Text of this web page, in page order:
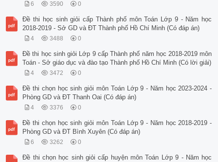
6 3590 0
Đề thi học sinh giỏi cấp Thành phố môn Toán Lớp 9 - Năm học
2018-2019 - Sở GD và ĐT Thành phố Hồ Chí Minh (Có đáp án)
4 3488 0
Đề thi học sinh giỏi Lớp 9 cấp Thành phố năm học 2018-2019 môn
Toán - Sở giáo dục và đào tạo Thành phố Hồ Chí Minh (Có lời giải)
4 3472 0
Đề thi chọn học sinh giỏi môn Toán Lớp 9 - Năm học 2023-2024 -
Phòng GD và ĐT Thanh Oai (Có đáp án)
4 3376 0
Đề thi chọn học sinh giỏi môn Toán Lớp 9 - Năm học 2018-2019 -
Phòng GD và ĐT Bình Xuyên (Có đáp án)
6 3262 0
Đề thi chọn học sinh giỏi cấp huyện môn Toán Lớp 9 - Năm học